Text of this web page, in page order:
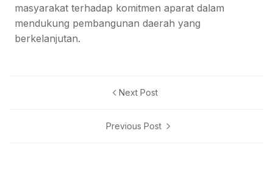
masyarakat terhadap komitmen aparat dalam
mendukung pembangunan daerah yang
berkelanjutan.
Next Post
Previous Post